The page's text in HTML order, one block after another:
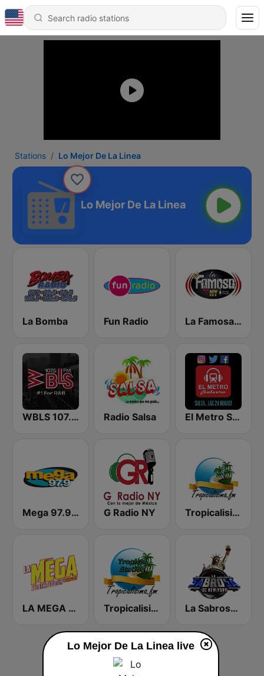
Stations Lo Mejor De La Linea
Lo Mejor De La Linea
La Bomba Fun Radio La Famosa De NY
WBLS 107.5 FM (US Only) Radio Salsa El Metro Salsero
Mega 97.9 FM G Radio NY Tropicalisima.fm - Merengue
LA MEGA 101.1 FM Tropicalisima.fm - Tropical La Sabrosa De NY
Lo Mejor De La Linea live